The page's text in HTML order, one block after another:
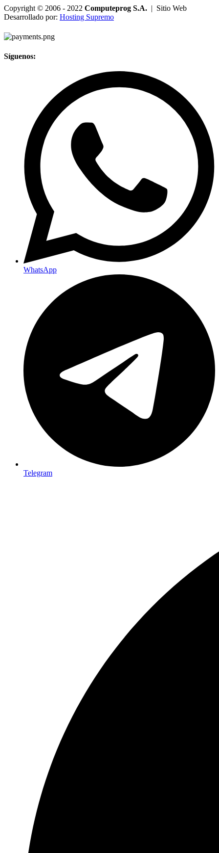
Copyright © 2006 - 2022 Computeprog S.A. | Sitio Web
Desarrollado por: Hosting Supremo
Síguenos:
WhatsApp
Telegram